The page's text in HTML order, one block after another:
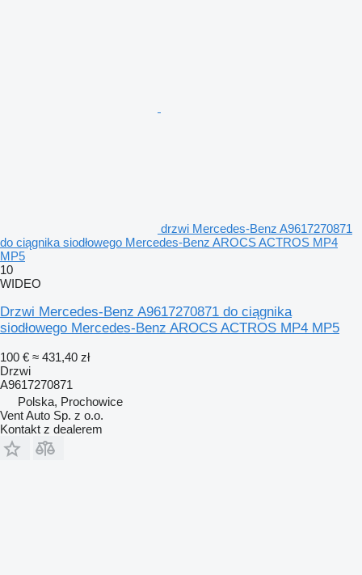
drzwi Mercedes-Benz A9617270871
do ciągnika siodłowego Mercedes-Benz AROCS ACTROS MP4
MP5
10
WIDEO
Drzwi Mercedes-Benz A9617270871 do ciągnika
siodłowego Mercedes-Benz AROCS ACTROS MP4 MP5
100 € ≈ 431,40 zł
Drzwi
A9617270871
Polska, Prochowice
Vent Auto Sp. z o.o.
Kontakt z dealerem